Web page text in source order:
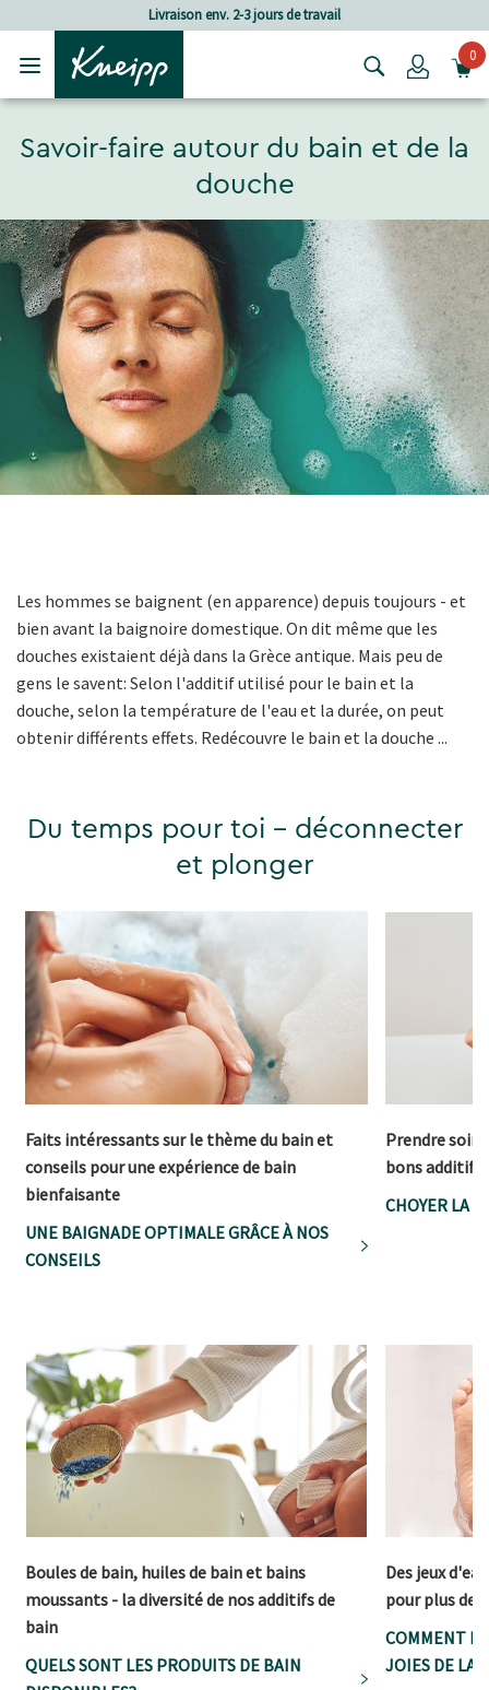
Passer au contenu principal
Passer au contenu du pied de page
Frais de port à partir de CHF 80.‒
Login0
Savoir-faire autour du bain et de la
douche
Les hommes se baignent (en apparence) depuis toujours - et
bien avant la baignoire domestique. On dit même que les
douches existaient déjà dans la Grèce antique. Mais peu de
gens le savent: Selon l'additif utilisé pour le bain et la
douche, selon la température de l'eau et la durée, on peut
obtenir différents effets. Redécouvre le bain et la douche ...
Du temps pour toi - déconnecter
et plonger
Faits intéressants sur le thème du bain et
conseils pour une expérience de bain
bienfaisante
UNE BAIGNADE OPTIMALE GRÂCE À NOS
CONSEILS
Prendre soin
bons additifs
CHOYER LA
Boules de bain, huiles de bain et bains
moussants - la diversité de nos additifs de
bain
QUELS SONT LES PRODUITS DE BAIN
Des jeux
pour plus de
COMMENT
JOIES DE LA